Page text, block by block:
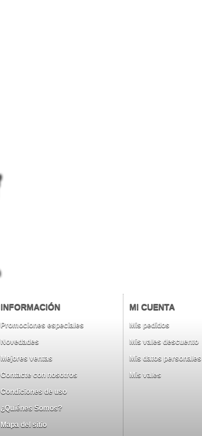
INFORMACIÓN
Promociones especiales
Novedades
Mejores ventas
Contacte con nosotros
Condiciones de uso
¿Quiénes Somos?
Mapa del sitio
MI CUENTA
Mis pedidos
Mis vales descuento
Mis datos personales
Mis vales